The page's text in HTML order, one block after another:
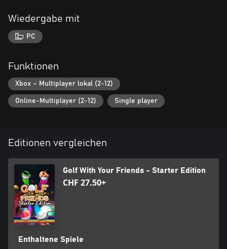
Wiedergabe mit
PC
Funktionen
Xbox – Multiplayer lokal (2-12)
Online-Multiplayer (2-12) Single player
Editionen vergleichen
Golf With Your Friends - Starter Edition
CHF 27.50+
Enthaltene Spiele